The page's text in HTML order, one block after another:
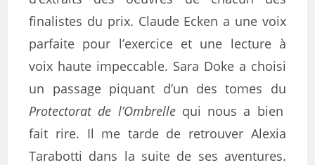
finalistes du prix. Claude Ecken a une voix
parfaite pour l’exercice et une lecture à
voix haute impeccable. Sara Doke a choisi
un passage piquant d’un des tomes du
Protectorat de l’Ombrellequi nous a bien
fait rire. Il me tarde de retrouver Alexia
Tarabotti dans la suite de ses aventures.